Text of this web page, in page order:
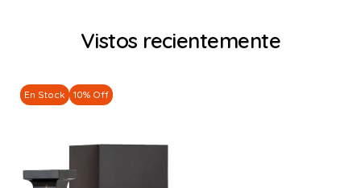
Vistos recientemente
En Stock 10% Off